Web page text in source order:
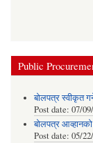
Public
बोलपत्र स्वीकृत
Post date: 07/
बोलपत्र
Post date: 05/